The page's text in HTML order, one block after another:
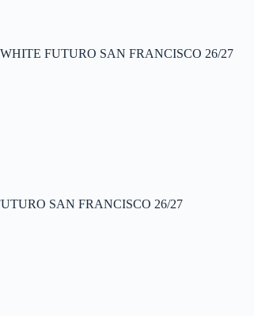
FUTURO SAN FRANCISCO 26/27
SAN FRANCISCO 26/27